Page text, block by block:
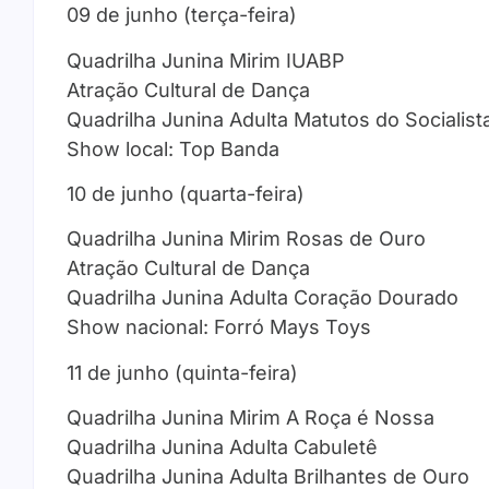
09 de junho (terça-feira)
Quadrilha Junina Mirim IUABP
Atração Cultural de Dança
Quadrilha Junina Adulta Matutos do
Show local: Top Banda
10 de junho (quarta-feira)
Quadrilha Junina Mirim Rosas de Ouro
Atração Cultural de Dança
Quadrilha Junina Adulta Coração Dourado
Show nacional: Forró Mays Toys
11 de junho (quinta-feira)
Quadrilha Junina Mirim A Roça é Nossa
Quadrilha Junina Adulta Cabuletê
Quadrilha Junina Adulta Brilhantes de Ouro